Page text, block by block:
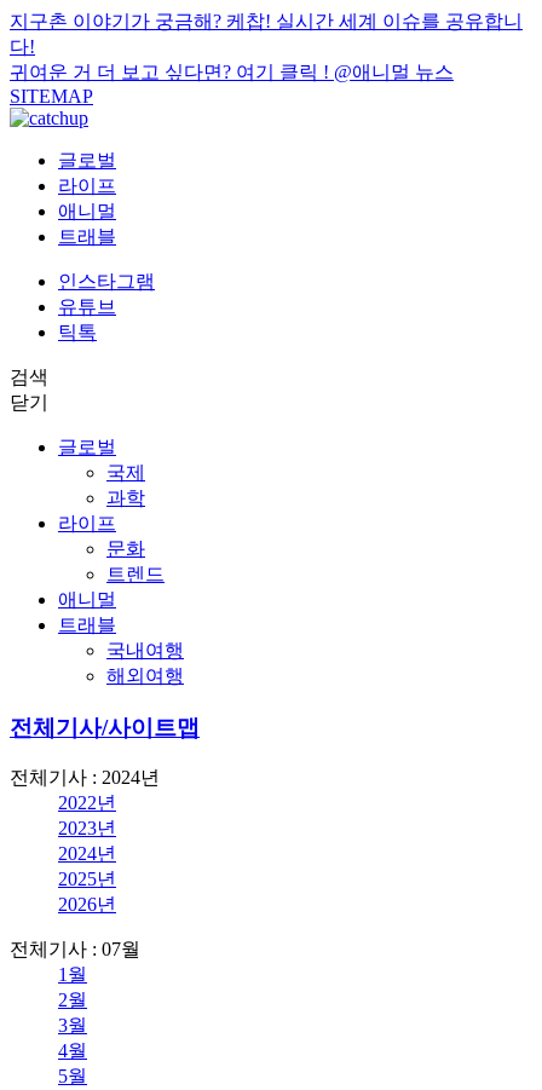
지구촌 이야기가 궁금해? 케찹! 실시간 세계 이슈를 공유합니
다!
귀여운 거 더 보고 싶다면? 여기 클릭 ! @애니멀 뉴스
SITEMAP
글로벌
라이프
애니멀
트래블
인스타그램
유튜브
틱톡
검색
닫기
글로벌
국제
과학
라이프
문화
트렌드
애니멀
트래블
국내여행
해외여행
전체기사/사이트맵
전체기사 : 2024년
2022년
2023년
2024년
2025년
2026년
전체기사 : 07월
1월
2월
3월
4월
5월